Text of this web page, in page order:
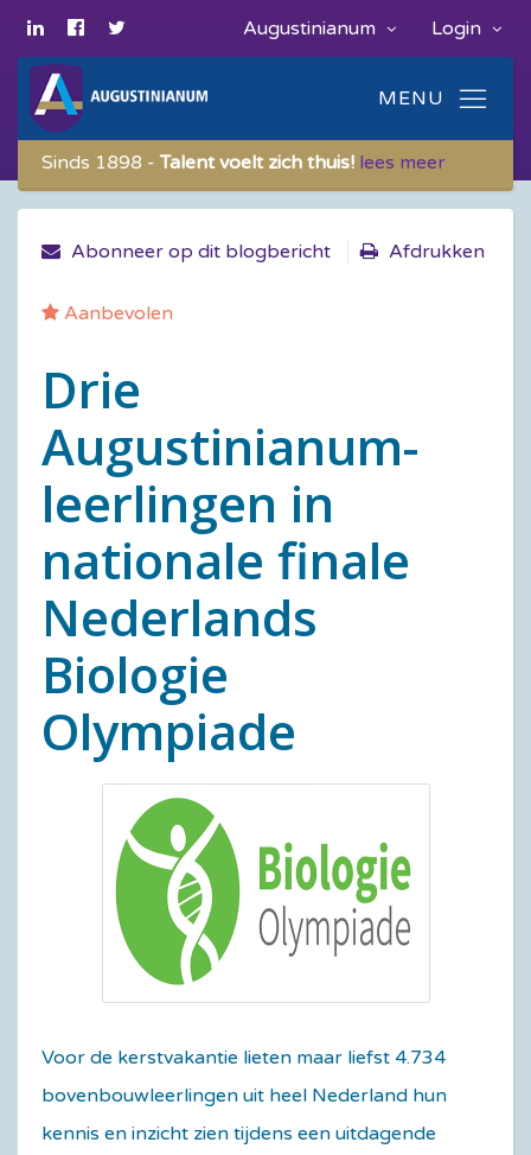
Login
Augustinianum
Sinds 1898 -Talent voelt zich thuis! lees meer
Abonneer op dit blogbericht Afdrukken
Aanbevolen
Drie
Augustinianum-
leerlingen in
nationale finale
Nederlands
Biologie
Olympiade
Voor de kerstvakantie lieten maar liefst 4.734
bovenbouwleerlingen uit heel Nederland hun
kennis en inzicht zien tijdens een uitdagende